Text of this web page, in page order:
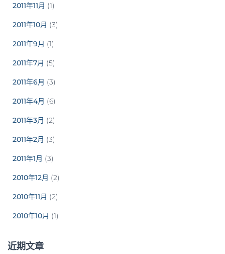
2011年11月 (1)
2011年10月 (3)
2011年9月 (1)
2011年7月 (5)
2011年6月 (3)
2011年4月 (6)
2011年3月 (2)
2011年2月 (3)
2011年1月 (3)
2010年12月 (2)
2010年11月 (2)
2010年10月 (1)
近期文章